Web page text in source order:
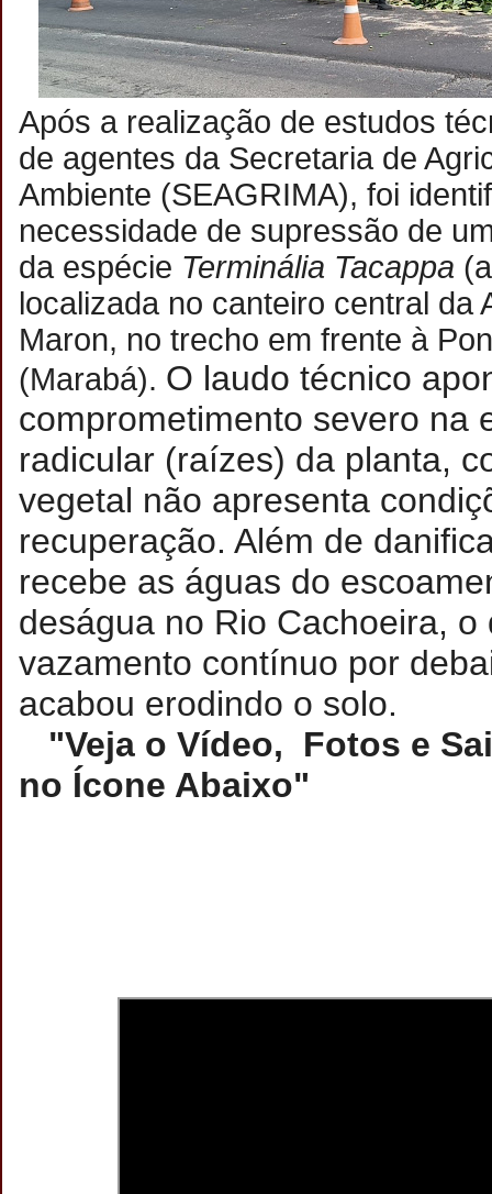
Após a realização de estudos
de agentes da Secretaria de
Ambiente (SEAGRIMA), foi
necessidade de supressão de
da espécie Terminália Tacappa
localizada no canteiro central da
Maron, no trecho em frente à
(Marabá). O laudo técnico
comprometimento severo na
radicular (raízes) da planta,
vegetal não apresenta
recuperação. Além de
recebe as águas do
deságua no Rio Cachoeira, o
vazamento contínuo por
acabou erodindo o solo.
"Veja o Vídeo, Fotos e
no Ícone Abaixo"